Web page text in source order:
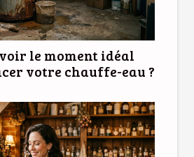
le moment idéal
votre chauffe-eau ?